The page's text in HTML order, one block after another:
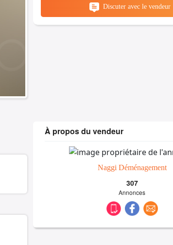
Discuter avec le vendeur
À propos du vendeur
Naggi Déménagement
307
Annonces